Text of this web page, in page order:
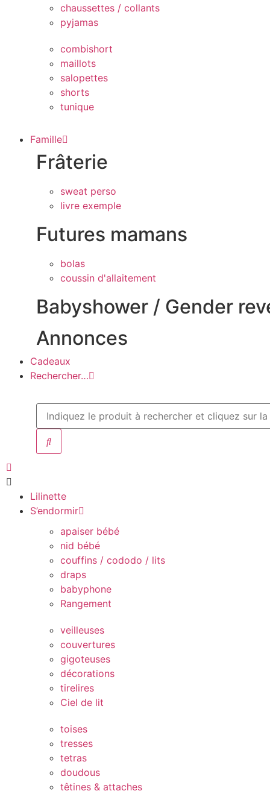
chaussettes / collants
pyjamas
combishort
maillots
salopettes
shorts
tunique
Famille
Frâterie
sweat perso
livre exemple
Futures mamans
bolas
coussin d'allaitement
Babyshower / Gender
Annonces
Cadeaux
Rechercher…
Lilinette
S’endormir
apaiser bébé
nid bébé
couffins / cododo / lits
draps
babyphone
Rangement
veilleuses
couvertures
gigoteuses
décorations
tirelires
Ciel de lit
toises
tresses
tetras
doudous
têtines & attaches